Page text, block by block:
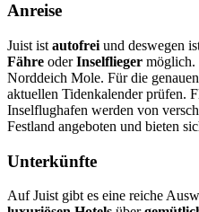
Anreise
Juist ist autofrei und deswegen
Fähre oderInselflieger möglich.
Norddeich Mole. Für die
aktuellen Tidenkalender prüfen.
Inselflughafen werden von
Festland angeboten und bieten
Unterkünfte
Auf Juist gibt es eine reiche